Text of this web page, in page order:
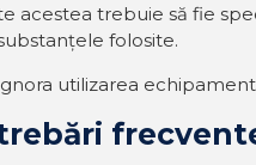
acestea trebuie să fie
folosite.
utilizarea